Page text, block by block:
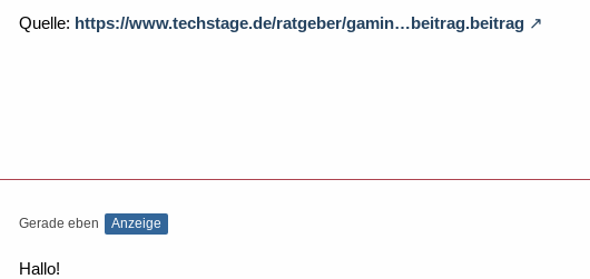
Quelle: https://www.techstage.de/ratgeber/gamin…beitrag.beitrag
Gerade eben Anzeige
Hallo!